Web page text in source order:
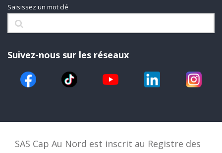
Saisissez un mot clé
Suivez-nous sur les réseaux
SAS Cap Au Nord est inscrit au Registre des